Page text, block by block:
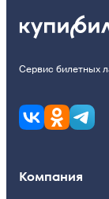
Сервис билетных
Компания